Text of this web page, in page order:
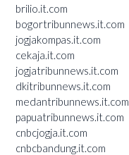
brilio.it.com
bogortribunnews.it.com
jogjakompas.it.com
cekaja.it.com
jogjatribunnews.it.com
dkitribunnews.it.com
medantribunnews.it.com
papuatribunnews.it.com
cnbcjogja.it.com
cnbcbandung.it.com